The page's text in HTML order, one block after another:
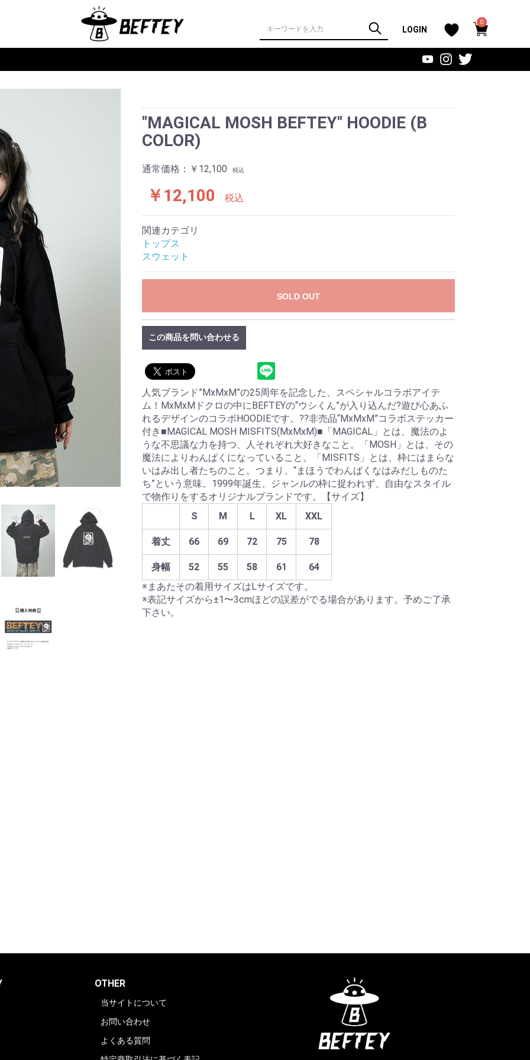
LOGIN
0
"MAGICAL MOSH BEFTEY" HOODIE (B
COLOR)
通常価格： ￥12,100 税込
￥12,100 税込
関連カテゴリ
トップス
スウェット
SOLD OUT
この商品を問い合わせる
人気ブランド”MxMxM”の25周年を記念した、スペシャルコラボアイテ
ム！MxMxMドクロの中にBEFTEYの“ウシくん”が入り込んだ?遊び心あふ
れるデザインのコラボHOODIEです。??非売品“MxMxM”コラボステッカー
付き■MAGICAL MOSH MISFITS(MxMxM)■「MAGICAL」とは、魔法のよ
うな不思議な力を持つ、人それぞれ大好きなこと。「MOSH」とは、その
魔法によりわんぱくになっていること。「MISFITS」とは、枠にはまらな
いはみ出し者たちのこと。つまり、“まほうでわんぱくなはみだしものた
ち”という意味。1999年誕生、ジャンルの枠に捉われず、自由なスタイル
で物作りをするオリジナルブランドです。【サイズ】
S
M L XL XXL
着丈 66 69 72 75 78
身幅 52 55 58 61
64
※まあたその着用サイズはLサイズです。
※表記サイズから±1〜3cmほどの誤差がでる場合があります。予めご了承
下さい。
OTHER
当サイトについて
お問い合わせ
よくある質問